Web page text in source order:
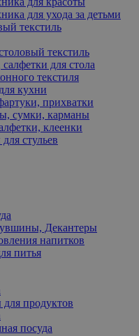
для ухода за детьми
текстиль
текстиль
для стола
текстиля
кухни
прихватки
сумки, карманы
клеенки
стульев
Декантеры
напитков
питья
продуктов
посуда